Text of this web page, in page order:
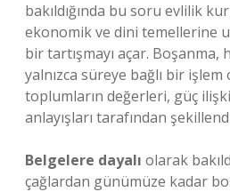
bakıldığında bu soru evlilik
ekonomik ve dini temellerine
bir tartışmayı açar. Boşanma,
yalnızca süreye bağlı bir işlem
toplumların değerleri, güç
anlayışları tarafından
Belgelere dayalı olarak
çağlardan günümüze kadar